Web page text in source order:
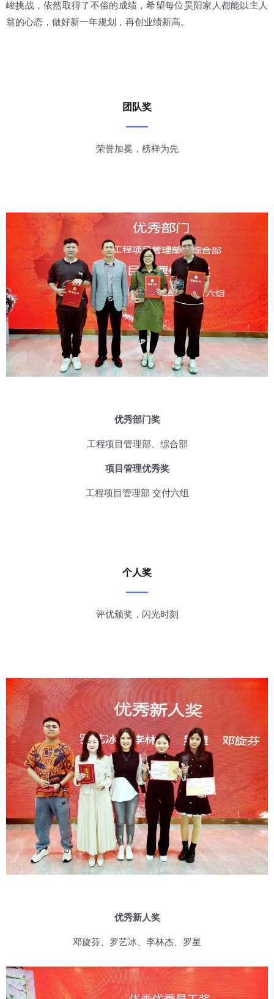
峻挑战，依然取得了不俗的成绩，希望每位昊阳家人都能以主人
翁的心态，做好新一年规划，再创业绩新高。
团队奖
荣誉加冕，榜样为先
优秀部门奖
工程项目管理部、综合部
项目管理优秀奖
工程项目管理部 交付六组
个人奖
评优颁奖，闪光时刻
优秀新人奖
邓旋芬、罗艺冰、李林杰、罗星